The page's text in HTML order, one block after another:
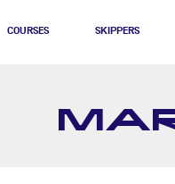
COURSES SKIPPERS